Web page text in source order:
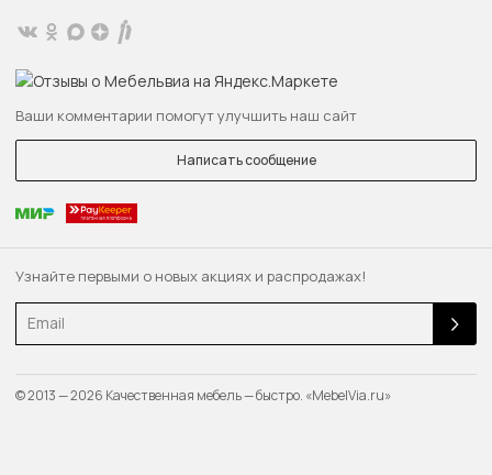
Узнайте первыми о новых акциях и распродажах!
Email
Ваши комментарии помогут улучшить наш сайт
Написать сообщение
© 2013 — 2026 Качественная мебель — быстро. «MebelVia.ru»